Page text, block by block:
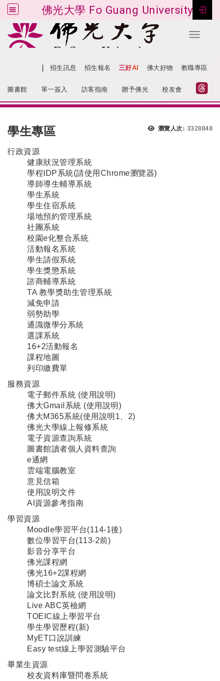
佛光大學 Fo Guang University
Toggle
跳到主要內容
招生訊息 招生報名 三好AI 佛大好物 教職專區
圖書館 單一簽入 訪客指南 贈予佛光 校友會
瀏覽人次: 3328848
學生專區
行政資源
健康狀況管理系統
學程IDP系統(請使用Chrome瀏覽器)
導師導生輔導系統
學生系統
學生住宿系統
場地預約管理系統
社團系統
校園e化整合系統
活動報名系統
學生請假系統
學生獎懲系統
諮商輔導系統
TA 教學獎助生管理系統
減免申請
弱勢助學
通識微學分系統
選課系統
16+2活動報名
課程地圖
列印繳費單
服務資源
電子郵件系統 (使用說明)
佛大Gmail系統 (使用說明)
佛大M365系統(使用說明 1 2)
佛光大學線上報修系統
電子資源查詢系統
圖書館讀者個人資料查詢
e通網
雲端電腦教室
意見信箱
使用說明文件
AI資源參考指南
學習資源
Moodle學習平台(114-1後)
數位學習平台(113-2前)
影音分享平台
佛光課程網
佛光16+2課程網
博碩士論文系統
論文比對系統 (使用說明)
Live ABC英檢網
TOEIC線上學習平台
學生學習歷程(新)
MyET口說訓練
Easy test線上學習測驗平台
畢業生資源
校友資料庫暨問卷系統